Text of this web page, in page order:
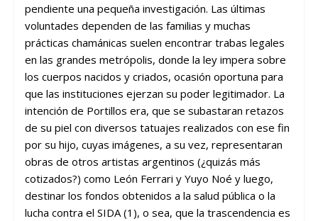
pendiente una pequeña investigación. Las últimas
voluntades dependen de las familias y muchas
prácticas chamánicas suelen encontrar trabas legales
en las grandes metrópolis, donde la ley impera sobre
los cuerpos nacidos y criados, ocasión oportuna para
que las instituciones ejerzan su poder legitimador. La
intención de Portillos era, que se subastaran retazos
de su piel con diversos tatuajes realizados con ese fin
por su hijo, cuyas imágenes, a su vez, representaran
obras de otros artistas argentinos (¿quizás más
cotizados?) como León Ferrari y Yuyo Noé y luego,
destinar los fondos obtenidos a la salud pública o la
lucha contra el SIDA (1), o sea, que la trascendencia es